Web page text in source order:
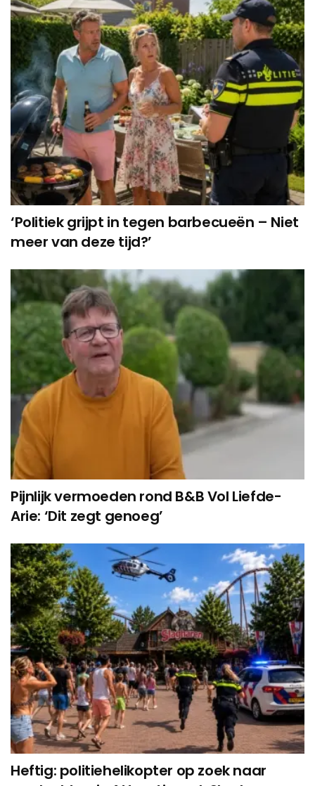
‘Politiek grijpt in tegen barbecueën – Niet
meer van deze tijd?’
Pijnlijk vermoeden rond B&B Vol Liefde-
Arie: ‘Dit zegt genoeg’
Heftig: politiehelikopter op zoek naar